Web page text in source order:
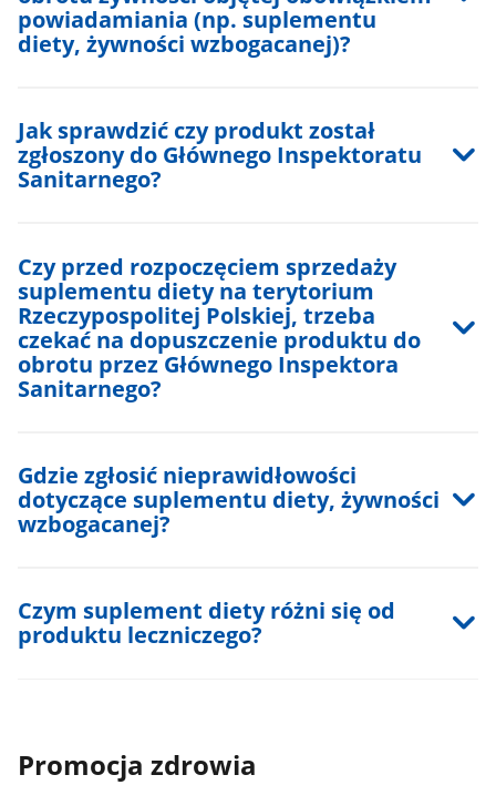
powiadamiania (np. suplementu
diety, żywności wzbogacanej)?
Jak sprawdzić czy produkt został
zgłoszony do Głównego Inspektoratu
Sanitarnego?
Czy przed rozpoczęciem sprzedaży
suplementu diety na terytorium
Rzeczypospolitej Polskiej, trzeba
czekać na dopuszczenie produktu do
obrotu przez Głównego Inspektora
Sanitarnego?
Gdzie zgłosić nieprawidłowości
dotyczące suplementu diety, żywności
wzbogacanej?
Czym suplement diety różni się od
produktu leczniczego?
Promocja zdrowia